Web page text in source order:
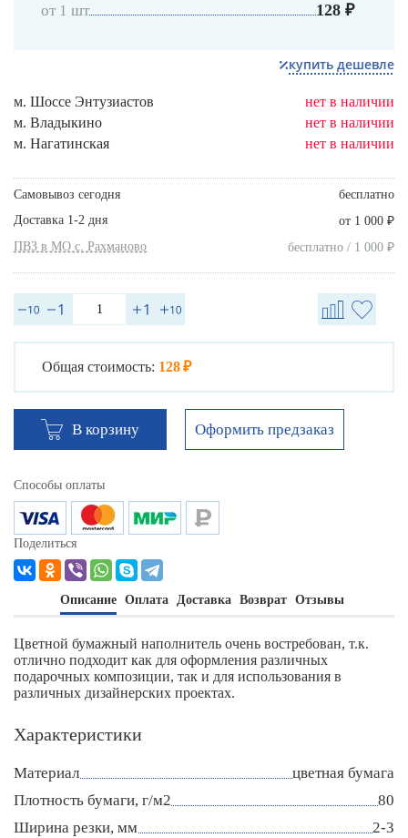
от 1 шт 128 ₽
купить дешевле
м. Шоссе Энтузиастов
нет в наличии
м. Владыкино
нет в наличии
м. Нагатинская
нет в наличии
Самовывоз сегодня
бесплатно
Доставка 1-2 дня
от 1 000 ₽
ПВЗ в МО с. Рахманово бесплатно / 1 000 ₽
Общая стоимость: 128 ₽
В корзину Оформить предзаказ
Способы оплаты
Поделиться
Описание Оплата Доставка Возврат Отзывы
Цветной бумажный наполнитель очень востребован, т.к.
отлично подходит как для оформления различных
подарочных композиции, так и для использования в
различных дизайнерских проектах.
Характеристики
Материал
цветная бумага
Плотность бумаги, г/м2
80
Ширина резки, мм
2-3